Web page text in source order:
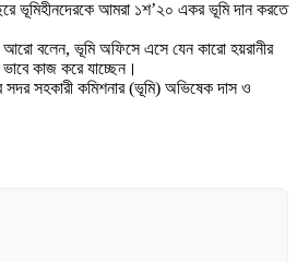
ভূমিহীনদেরকে আমরা ১শ’২০ একর ভূমি দান করতে
আরো বলেন, ভূমি অফিসে এসে যেন কারো হয়রানীর
কাজ করে যাচ্ছেন।
সদর সহকারী কমিশনার (ভূমি) অভিষেক দাস ও